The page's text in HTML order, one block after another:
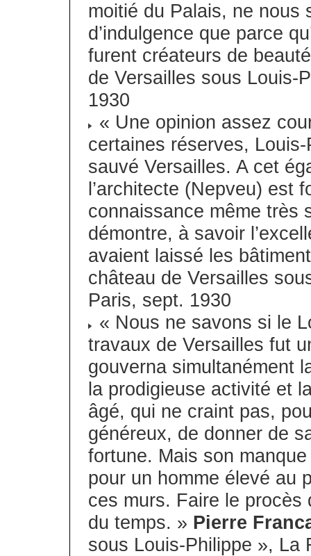
moitié du Palais, ne nous
d’indulgence que parce
furent créateurs de
de Versailles sous Louis-
1930
« Une opinion assez
certaines réserves,
sauvé Versailles. A cet
l’architecte (Nepveu) est
connaissance même très
démontre, à savoir
avaient laissé les
château de Versailles
Paris, sept. 1930
« Nous ne savons si le
travaux de Versailles fut
gouverna simultanément
la prodigieuse activité et
âgé, qui ne craint pas,
généreux, de donner de
fortune. Mais son
pour un homme élevé au
ces murs. Faire le procès
du temps. » Pierre
sous Louis-Philippe », La